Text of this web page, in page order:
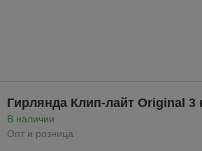
Гирлянда Клип-лайт Original 3
В наличии
Опт и розница